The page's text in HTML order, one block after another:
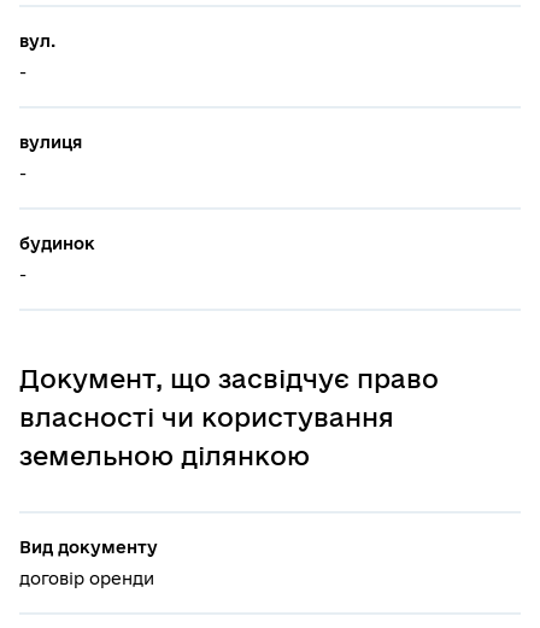
вул.
-
вулиця
-
будинок
-
Документ, що засвідчує право
власності чи користування
земельною ділянкою
Вид документу
договір оренди